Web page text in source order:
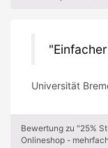
Universität
Bewertung zu "25%
Onlineshop -